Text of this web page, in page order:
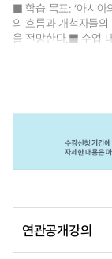
■ 학습 목표: ‘아시아
의 흐름과 개척자들
을 전망한다.■ 수업
서구 유럽의 패권주
연관공개강의